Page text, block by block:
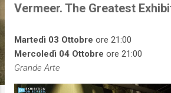
Vermeer. The Greatest
Martedì 03 Ottobre ore 21:00
Mercoledì 04 Ottobre ore 21:00
Grande Arte